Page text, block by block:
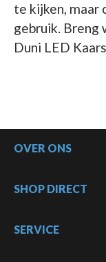
te kijken, maar
gebruik. Breng
Duni LED
OVER ONS
SHOP DIRECT
SERVICE